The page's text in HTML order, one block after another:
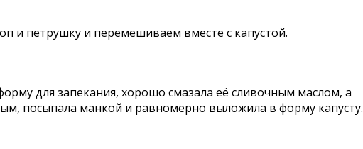
и петрушку и перемешиваем вместе с капустой.
для запекания, хорошо смазала её сливочным маслом, а
посыпала манкой и равномерно выложила в форму капусту.